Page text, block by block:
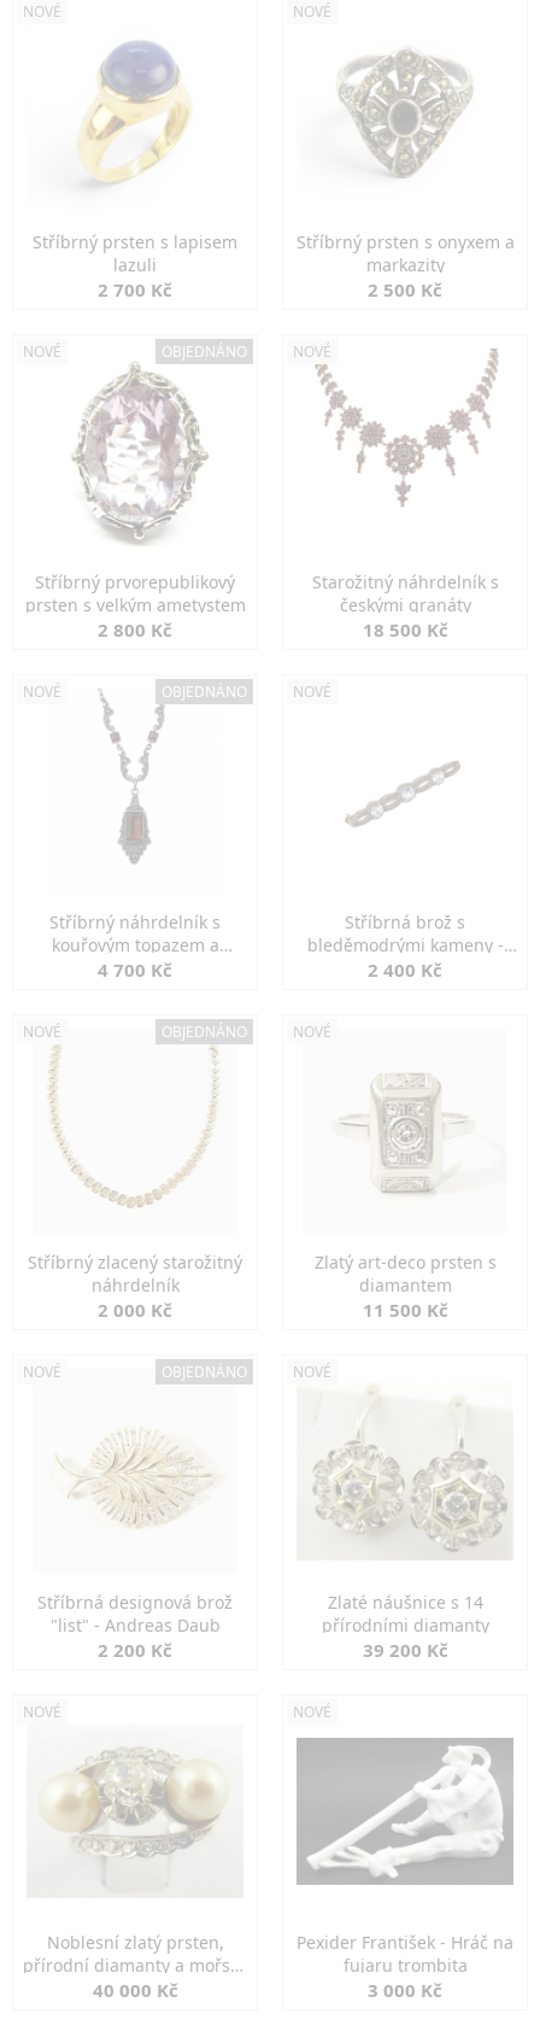
NOVÉ
Stříbrný prsten s lapisem
lazuli
2 700 Kč
NOVÉ
Stříbrný prsten s onyxem a
markazity
2 500 Kč
NOVÉ OBJEDNÁNO
Stříbrný prvorepublikový
prsten s velkým ametystem
2 800 Kč
NOVÉ
Starožitný náhrdelník s
českými granáty
18 500 Kč
NOVÉ OBJEDNÁNO
Stříbrný náhrdelník s
kouřovým topazem a
markazity
4 700 Kč
NOVÉ
Stříbrná brož s
bleděmodrými kameny -
jemná elegance
2 400 Kč
NOVÉ OBJEDNÁNO
Stříbrný zlacený starožitný
náhrdelník
2 000 Kč
NOVÉ
Zlatý art-deco prsten s
diamantem
11 500 Kč
NOVÉ OBJEDNÁNO
Stříbrná designová brož
"list" - Andreas Daub
2 200 Kč
NOVÉ
Zlaté náušnice s 14
přírodními diamanty
39 200 Kč
NOVÉ
Noblesní zlatý prsten,
přírodní diamanty a mořské
perly
40 000 Kč
NOVÉ
Pexider František - Hráč na
fujaru trombita
3 000 Kč